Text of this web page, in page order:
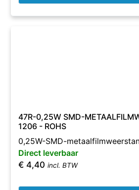
47R-0,25W SMD-
1206 - ROHS
0,25W-SMD-
Direct leverbaar
€ 4,40 incl. BTW